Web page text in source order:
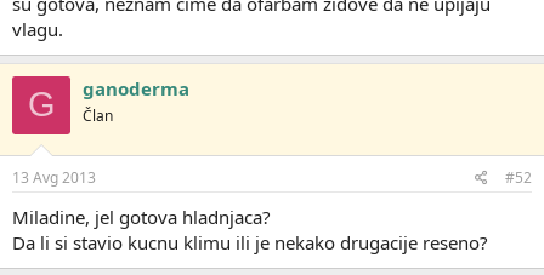
vlagu.
G ganoderma
Član
13 Avg 2013 #52
Miladine, jel gotova hladnjaca?
Da li si stavio kucnu klimu ili je nekako drugacije reseno?